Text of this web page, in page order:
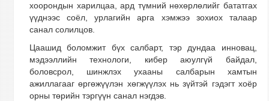
хоорондын харилцаа, ард түмний нөхөрлөлийг бататгах
үүднээс соёл, урлагийн арга хэмжээ зохиох талаар
санал солилцов.
Цаашид боломжит бүх салбарт, тэр дундаа инновац,
мэдээллийн технологи, кибер аюулгүй байдал,
боловсрол, шинжлэх ухааны салбарын хамтын
ажиллагааг өргөжүүлэн хөгжүүлэх нь зүйтэй гэдэгт хоёр
орны төрийн тэргүүн санал нэгдэв.